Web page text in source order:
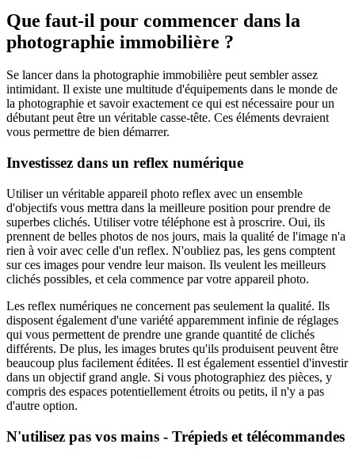
Que faut-il pour commencer dans la
photographie immobilière ?
Se lancer dans la photographie immobilière peut sembler assez
intimidant. Il existe une multitude d'équipements dans le monde de
la photographie et savoir exactement ce qui est nécessaire pour un
débutant peut être un véritable casse-tête. Ces éléments devraient
vous permettre de bien démarrer.
Investissez dans un reflex numérique
Utiliser un véritable appareil photo reflex avec un ensemble
d'objectifs vous mettra dans la meilleure position pour prendre de
superbes clichés. Utiliser votre téléphone est à proscrire. Oui, ils
prennent de belles photos de nos jours, mais la qualité de l'image n'a
rien à voir avec celle d'un reflex. N'oubliez pas, les gens comptent
sur ces images pour vendre leur maison. Ils veulent les meilleurs
clichés possibles, et cela commence par votre appareil photo.
Les reflex numériques ne concernent pas seulement la qualité. Ils
disposent également d'une variété apparemment infinie de réglages
qui vous permettent de prendre une grande quantité de clichés
différents. De plus, les images brutes qu'ils produisent peuvent être
beaucoup plus facilement éditées. Il est également essentiel d'investir
dans un objectif grand angle. Si vous photographiez des pièces, y
compris des espaces potentiellement étroits ou petits, il n'y a pas
d'autre option.
N'utilisez pas vos mains - Trépieds et télécommandes